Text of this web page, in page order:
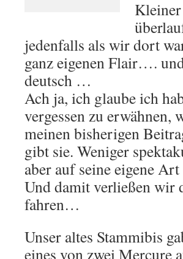
jedenfalls als wir dort
ganz eigenen Flair….
deutsch …
Ach ja, ich glaube ich
vergessen zu erwähnen,
meinen bisherigen
gibt sie. Weniger
aber auf seine eigene
Und damit verließen wir
fahren…
Unser altes Stammibis
eines von zwei Mercure